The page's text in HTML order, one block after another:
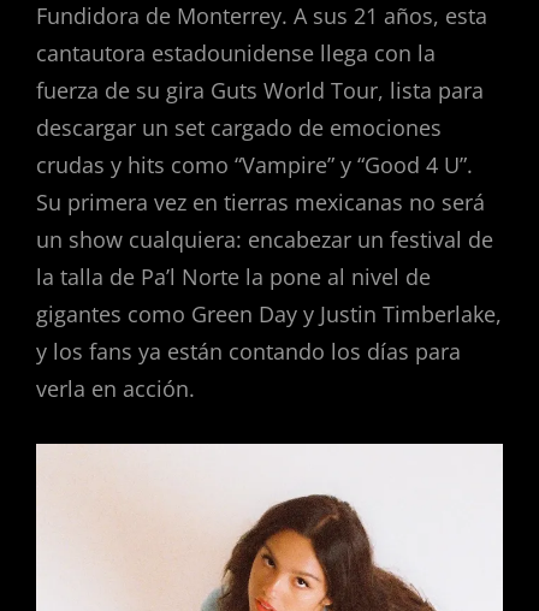
Fundidora de Monterrey. A sus 21 años, esta
cantautora estadounidense llega con la
fuerza de su gira Guts World Tour, lista para
descargar un set cargado de emociones
crudas y hits como “Vampire” y “Good 4 U”.
Su primera vez en tierras mexicanas no será
un show cualquiera: encabezar un festival de
la talla de Pa’l Norte la pone al nivel de
gigantes como Green Day y Justin Timberlake,
y los fans ya están contando los días para
verla en acción.